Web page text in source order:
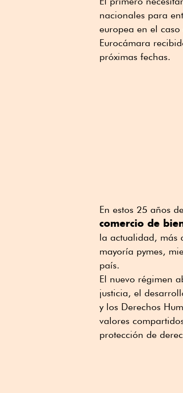
nacionales para
europea en el
Eurocámara
próximas fechas.
En estos 25 años
comercio de
la actualidad, más
mayoría pymes,
país.
El nuevo régimen
justicia, el
y los Derechos
valores
protección de